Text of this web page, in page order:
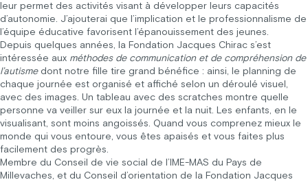
leur permet des activités visant à développer leurs capacités
d’autonomie. J’ajouterai que l’implication et le professionnalisme de
l’équipe éducative favorisent l’épanouissement des jeunes.
Depuis quelques années, la Fondation Jacques Chirac s’est
intéressée aux méthodes de communication et de compréhension de
l’autismedont notre fille tire grand bénéfice : ainsi, le planning de
chaque journée est organisé et affiché selon un déroulé visuel,
avec des images. Un tableau avec des scratches montre quelle
personne va veiller sur eux la journée et la nuit. Les enfants, en le
visualisant, sont moins angoissés. Quand vous comprenez mieux le
monde qui vous entoure, vous êtes apaisés et vous faites plus
facilement des progrès.
Membre du Conseil de vie social de l’IME-MAS du Pays de
Millevaches, et du Conseil d’orientation de la Fondation Jacques